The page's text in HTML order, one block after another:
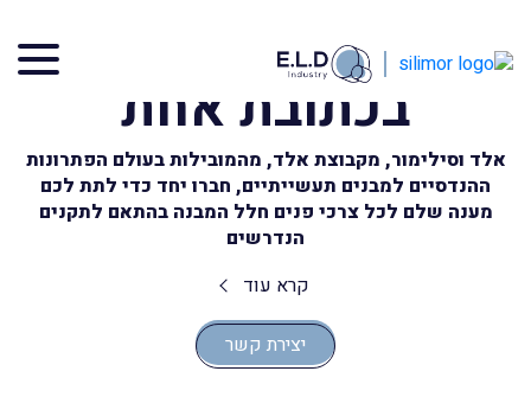
מגוון פתרונות לתעשייה
בכתובת אחת
אלד וסילימור, מקבוצת אלד, מהמובילות בעולם הפתרונות
ההנדסיים למבנים תעשייתיים, חברו יחד כדי לתת לכם
מענה שלם לכל צרכי פנים חלל המבנה בהתאם לתקנים
הנדרשים
קרא עוד
יצירת קשר